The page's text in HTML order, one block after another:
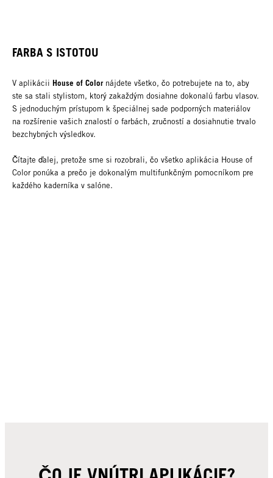
FARBA S ISTOTOU
V aplikácii House of Color nájdete všetko, čo potrebujete na to, aby
ste sa stali stylistom, ktorý zakaždým dosiahne dokonalú farbu vlasov.
S jednoduchým prístupom k špeciálnej sade podporných materiálov
na rozšírenie vašich znalostí o farbách, zručností a dosiahnutie trvalo
bezchybných výsledkov.
Čítajte ďalej, pretože sme si rozobrali, čo všetko aplikácia House of
Color ponúka a prečo je dokonalým multifunkčným pomocníkom pre
každého kaderníka v salóne.